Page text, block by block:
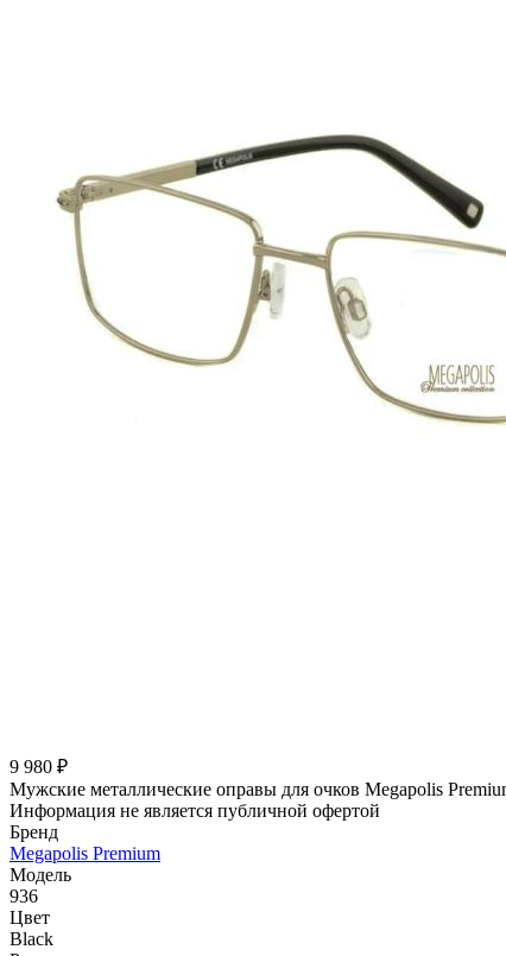
9 980 ₽
Мужские металлические оправы для очков Megapolis
Информация не является публичной офертой
Бренд
Megapolis Premium
Модель
936
Цвет
Black